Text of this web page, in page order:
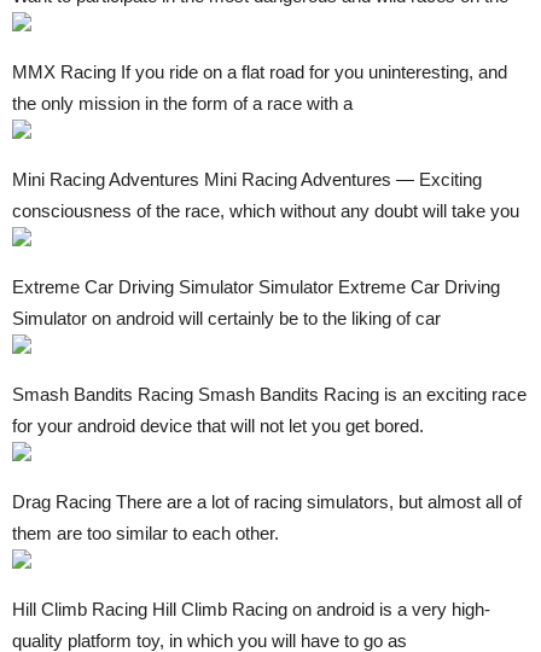
MMX Racing If you ride on a flat road for you uninteresting, and
the only mission in the form of a race with a
Mini Racing Adventures Mini Racing Adventures — Exciting
consciousness of the race, which without any doubt will take you
Extreme Car Driving Simulator Simulator Extreme Car Driving
Simulator on android will certainly be to the liking of car
Smash Bandits Racing Smash Bandits Racing is an exciting race
for your android device that will not let you get bored.
Drag Racing There are a lot of racing simulators, but almost all of
them are too similar to each other.
Hill Climb Racing Hill Climb Racing on android is a very high-
quality platform toy, in which you will have to go as